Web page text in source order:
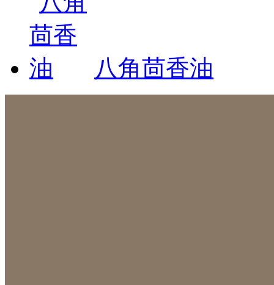
八角茴香油